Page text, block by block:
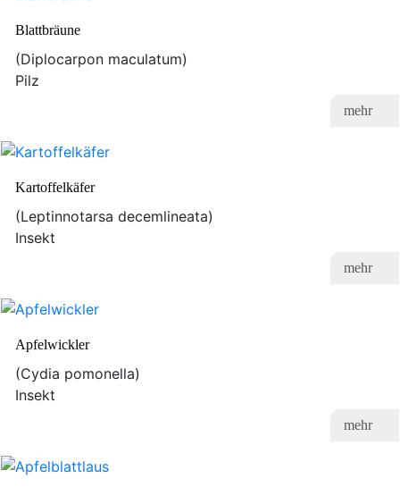
Blattbräune
(Diplocarpon maculatum)
Pilz
mehr
Kartoffelkäfer
(Leptinnotarsa decemlineata)
Insekt
mehr
Apfelwickler
(Cydia pomonella)
Insekt
mehr